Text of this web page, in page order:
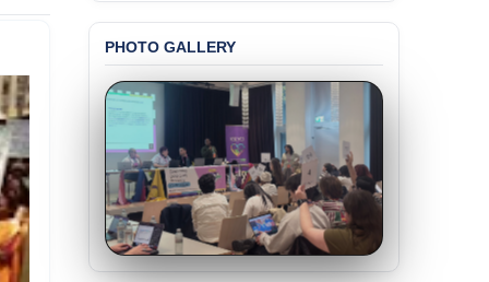
Bangladesh
BANGLADESH ALERT:
Dismissal of Two
University Teachers on
Allegations of
“Blasphemy” — A Gross
Violation of Justice,
Academic Freedom, and
Human Rights
BANGLADESH ALERT:
PHOTO GALLERY